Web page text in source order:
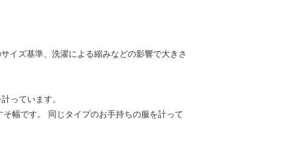
イズ基準、洗濯による縮みなどの影響で大きさ
っています。
幅です。 同じタイプのお手持ちの服を計って